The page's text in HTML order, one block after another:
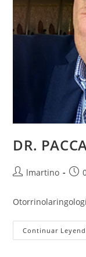
DR.
lmartino
Continuar